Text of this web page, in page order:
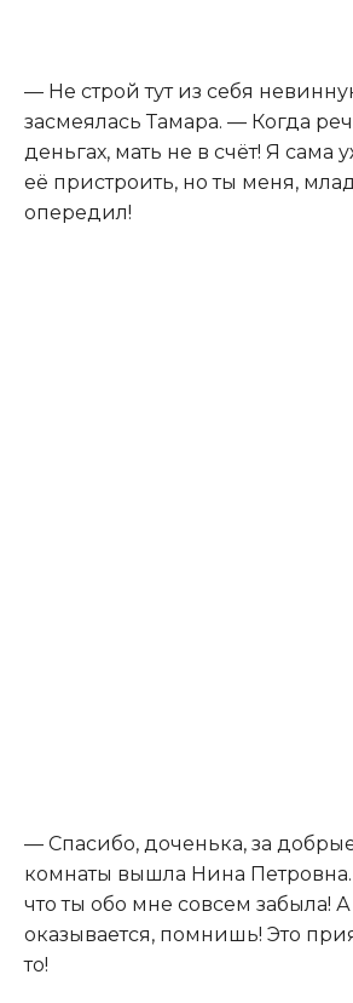
— Не строй тут из себя
засмеялась Тамара. — Когда
деньгах, мать не в счёт! Я сама
её пристроить, но ты меня,
опередил!
— Спасибо, доченька, за
комнаты вышла Нина
что ты обо мне совсем забыла! А
оказывается, помнишь! Это
то!